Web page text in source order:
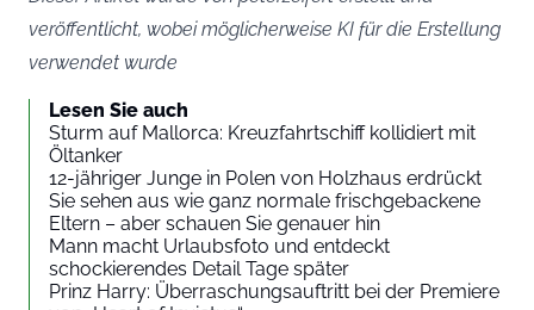
veröffentlicht, wobei möglicherweise KI für die Erstellung
verwendet wurde
Lesen Sie auch
Sturm auf Mallorca: Kreuzfahrtschiff kollidiert mit
Öltanker
12-jähriger Junge in Polen von Holzhaus erdrückt
Sie sehen aus wie ganz normale frischgebackene
Eltern – aber schauen Sie genauer hin
Mann macht Urlaubsfoto und entdeckt
schockierendes Detail Tage später
Prinz Harry: Überraschungsauftritt bei der Premiere